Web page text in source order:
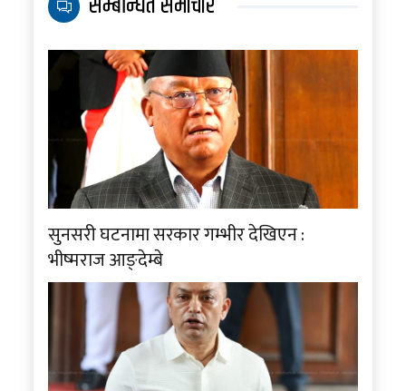
सुनसरी घटनामा सरकार गम्भीर देखिएन :
भीष्मराज आङ्देम्बे